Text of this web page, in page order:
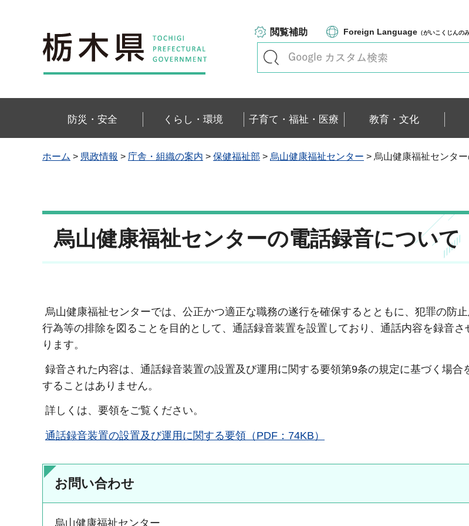
栃木県
閲覧補助 Foreign Language （がいこくじんの
防災・安全 くらし・環境 子育て・福祉・医療 教育・文化
ホーム > 県政情報 > 庁舎・組織の案内 > 保健福祉部 > 烏山健康福祉センター > 烏山健康福祉センタ
烏山健康福祉センターの電話録音について
烏山健康福祉センターでは、公正かつ適正な職務の遂行を確保するとともに、犯罪の防
行為等の排除を図ることを目的として、通話録音装置を設置しており、通話内容を録音さ
ります。
録音された内容は、通話録音装置の設置及び運用に関する要領第9条の規定に基づく場合
することはありません。
詳しくは、要領をご覧ください。
通話録音装置の設置及び運用に関する要領（PDF：74KB）
お問い合わせ
烏山健康福祉センター